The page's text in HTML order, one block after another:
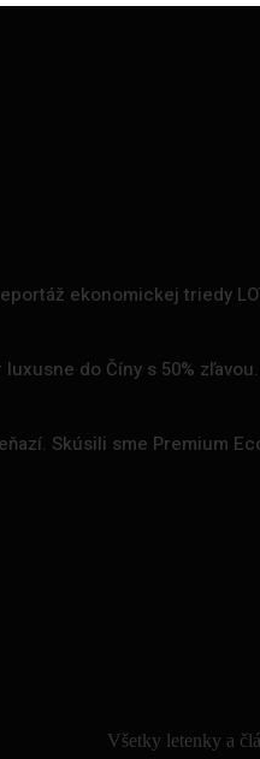
ekonomickej triedy
do Číny s 50%
Skúsili sme Premium
Všetky letenky a